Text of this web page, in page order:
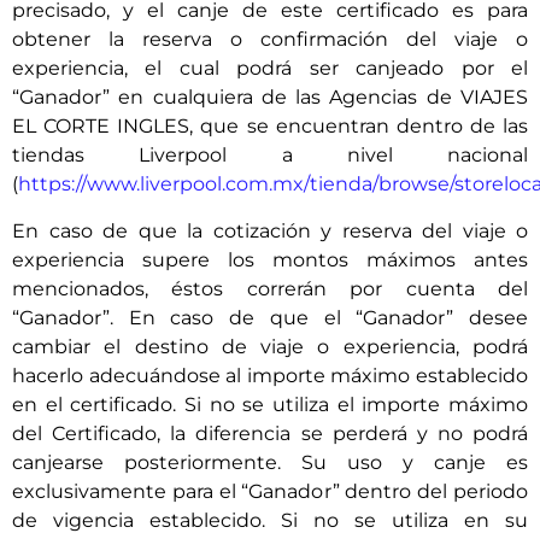
precisado, y el canje de este certificado es para
obtener la reserva o confirmación del viaje o
experiencia, el cual podrá ser canjeado por el
“Ganador” en cualquiera de las Agencias de VIAJES
EL CORTE INGLES, que se encuentran dentro de las
tiendas Liverpool a nivel nacional
(https://www.liverpool.com.mx/tienda/browse/
En caso de que la cotización y reserva del viaje o
experiencia supere los montos máximos antes
mencionados, éstos correrán por cuenta del
“Ganador”. En caso de que el “Ganador” desee
cambiar el destino de viaje o experiencia, podrá
hacerlo adecuándose al importe máximo establecido
en el certificado. Si no se utiliza el importe máximo
del Certificado, la diferencia se perderá y no podrá
canjearse posteriormente. Su uso y canje es
exclusivamente para el “Ganador” dentro del periodo
de vigencia establecido. Si no se utiliza en su